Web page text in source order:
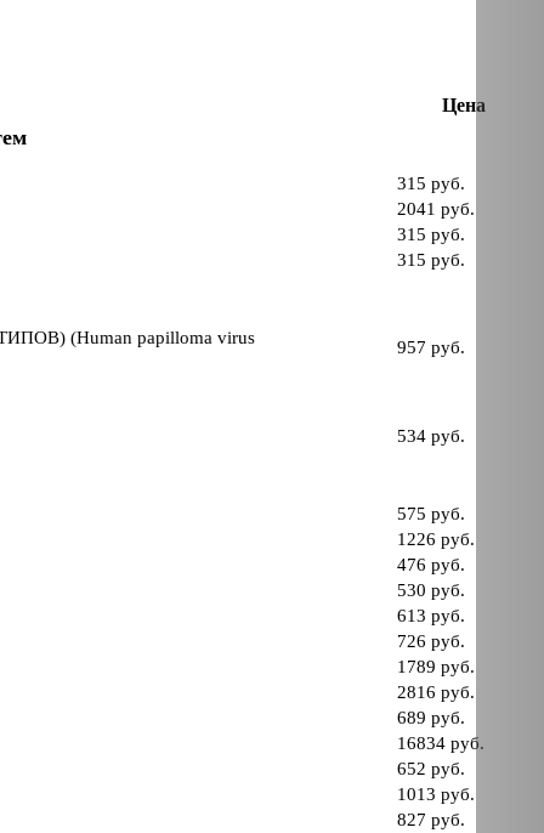
Цена
315 руб.
2041 руб.
315 руб.
315 руб.
(Human papilloma virus 957 руб.
534 руб.
575 руб.
1226 руб.
476 руб.
530 руб.
613 руб.
726 руб.
1789 руб.
2816 руб.
689 руб.
16834 руб.
652 руб.
1013 руб.
827 руб.